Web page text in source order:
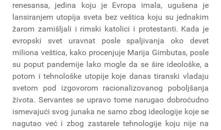
renesansa, jedina koju je Evropa imala, ugušena je
lansiranjem utopija sveta bez veštica koju su jednakim
žarom zamišljali i rimski katolici i protestanti. Kada je
evropski svet uravnat posle spaljivanja oko devet
miliona veštica, kako procenjuje Marija Gimbutas, posle
su poput pandemije lako mogle da se šire ideološke, a
potom i tehnološke utopije koje danas tiranski vladaju
svetom pod izgovorom racionalizovanog poboljšanja
života. Servantes se upravo tome narugao dobroćudno
ismevajući svog junaka ne samo zbog ideologije koje se
nagutao već i zbog zastarele tehnologije koju nije na